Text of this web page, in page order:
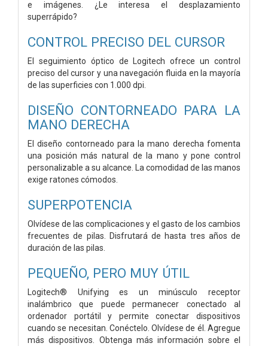
e imágenes. ¿Le interesa el desplazamiento
superrápido?
CONTROL PRECISO DEL CURSOR
El seguimiento óptico de Logitech ofrece un control
preciso del cursor y una navegación fluida en la mayoría
de las superficies con 1.000 dpi.
DISEÑO CONTORNEADO PARA LA
MANO DERECHA
El diseño contorneado para la mano derecha fomenta
una posición más natural de la mano y pone control
personalizable a su alcance. La comodidad de las manos
exige ratones cómodos.
SUPERPOTENCIA
Olvídese de las complicaciones y el gasto de los cambios
frecuentes de pilas. Disfrutará de hasta tres años de
duración de las pilas.
PEQUEÑO, PERO MUY ÚTIL
Logitech® Unifying es un minúsculo receptor
inalámbrico que puede permanecer conectado al
ordenador portátil y permite conectar dispositivos
cuando se necesitan. Conéctelo. Olvídese de él. Agregue
más dispositivos. Obtenga más información sobre el